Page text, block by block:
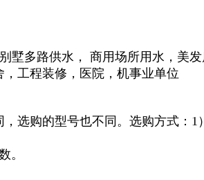
别墅多路供水 ， 商用场所用水，美
工程装修，医院，机事业单位
选购的型号也不同。选购方式：1
。